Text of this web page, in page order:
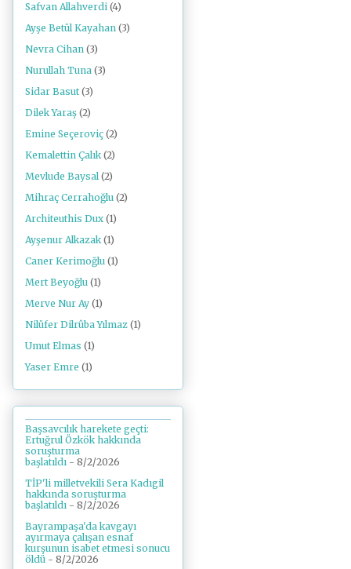
Safvan Allahverdi (4)
Ayşe Betül Kayahan (3)
Nevra Cihan (3)
Nurullah Tuna (3)
Sidar Basut (3)
Dilek Yaraş (2)
Emine Seçeroviç (2)
Kemalettin Çalık (2)
Mevlude Baysal (2)
Mihraç Cerrahoğlu (2)
Architeuthis Dux (1)
Ayşenur Alkazak (1)
Caner Kerimoğlu (1)
Mert Beyoğlu (1)
Merve Nur Ay (1)
Nilüfer Dilrûba Yılmaz (1)
Umut Elmas (1)
Yaser Emre (1)
Başsavcılık harekete geçti:
Ertuğrul Özkök hakkında
soruşturma
başlatıldı - 8/2/2026
TİP'li milletvekili Sera Kadıgil
hakkında soruşturma
başlatıldı - 8/2/2026
Bayrampaşa'da kavgayı
ayırmaya çalışan esnaf
kurşunun isabet etmesi sonucu
öldü - 8/2/2026